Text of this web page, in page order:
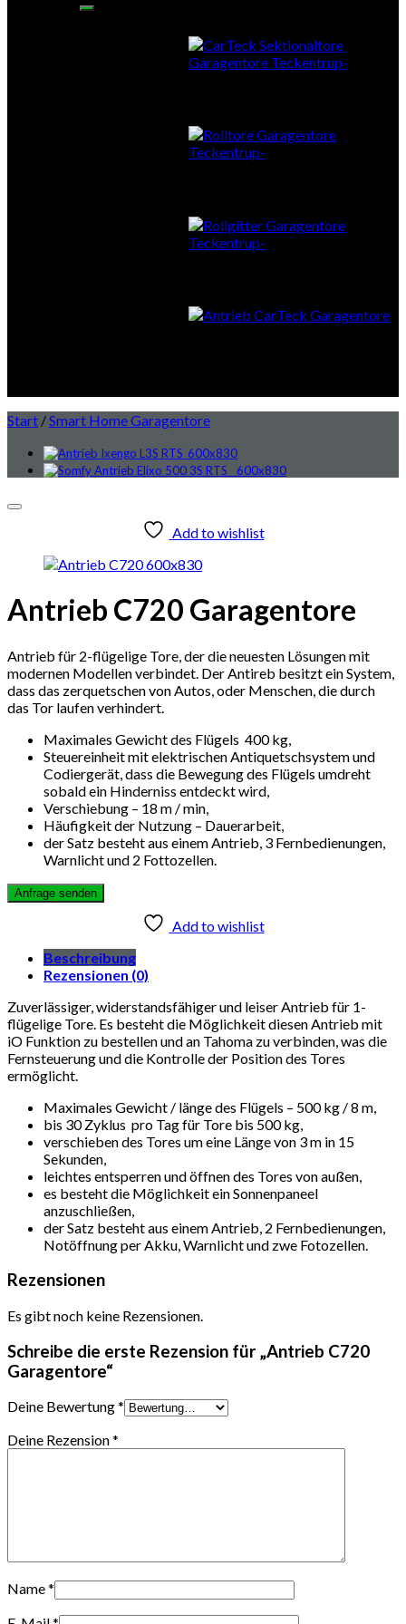
Start /Smart Home Garagentore
Add to wishlist
Antrieb C720 Garagentore
Antrieb für 2-flügelige Tore, der die neuesten Lösungen mit
modernen Modellen verbindet. Der Antireb besitzt ein System,
dass das zerquetschen von Autos, oder Menschen, die durch
das Tor laufen verhindert.
Maximales Gewicht des Flügels 400 kg,
Steuereinheit mit elektrischen Antiquetschsystem und
Codiergerät, dass die Bewegung des Flügels umdreht
sobald ein Hinderniss entdeckt wird,
Verschiebung – 18 m / min,
Häufigkeit der Nutzung – Dauerarbeit,
der Satz besteht aus einem Antrieb, 3 Fernbedienungen,
Warnlicht und 2 Fottozellen.
Add to wishlist
Beschreibung
Rezensionen (0)
Zuverlässiger, widerstandsfähiger und leiser Antrieb für 1-
flügelige Tore. Es besteht die Möglichkeit diesen Antrieb mit
iO Funktion zu bestellen und an Tahoma zu verbinden, was die
Fernsteuerung und die Kontrolle der Position des Tores
ermöglicht.
Maximales Gewicht / länge des Flügels – 500 kg / 8 m,
bis 30 Zyklus pro Tag für Tore bis 500 kg,
verschieben des Tores um eine Länge von 3 m in 15
Sekunden,
leichtes entsperren und öffnen des Tores von außen,
es besteht die Möglichkeit ein Sonnenpaneel
anzuschließen,
der Satz besteht aus einem Antrieb, 2 Fernbedienungen,
Notöffnung per Akku, Warnlicht und zwe Fotozellen.
Rezensionen
Es gibt noch keine Rezensionen.
Schreibe die erste Rezension für „Antrieb C720
Garagentore“
Deine Bewertung*
Deine Rezension*
Name*